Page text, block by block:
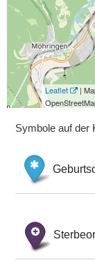
Leaflet
|
Symbole auf der